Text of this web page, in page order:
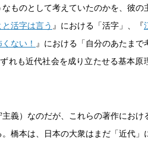
ものとして考えていたのかを、彼の
活字は言う 』における「活字」、『
ない！ 』における「自分のあたまで
れも近代社会を成り立たせる基本原
義）なのだが、これらの著作におけ
橋本は、日本の大衆はまだ「近代」